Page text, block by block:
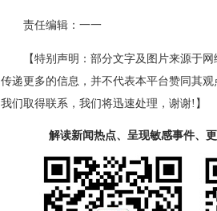
责任编辑：一一
【特别声明：部分文字及图片来源于
传递更多的信息，并不代表本平台赞同其
我们取得联系，我们将迅速处理，谢谢!】
解读新闻热点、呈现敏感事件、